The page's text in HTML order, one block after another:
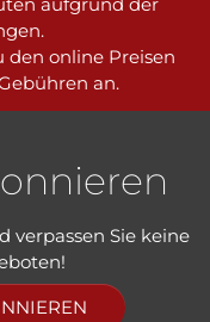
den online Preisen
an.
verpassen Sie keine